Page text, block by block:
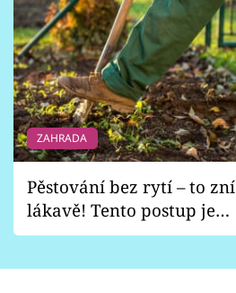
ZAHRADA
Pěstování bez rytí – to zní
lákavě! Tento postup je
vhodný jen pro některé